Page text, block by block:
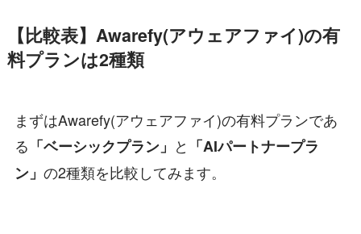
【比較表】Awarefy(アウェアファイ)の有
料プランは2種類
まずはAwarefy(アウェアファイ)の有料プランであ
る 「ベーシックプラン」 と 「AIパートナープラ
ン」 の2種類を比較してみます。